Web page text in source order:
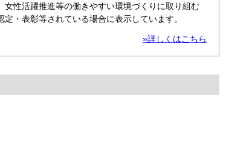
女性活躍推進等の働きやすい環境づくりに取り組む
・表彰等されている場合に表示しています。
»詳しくはこちら